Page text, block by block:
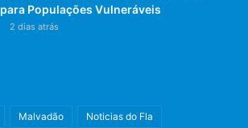
para Populações Vulneráveis
2 dias atrás
Malvadão Noticias do Fla